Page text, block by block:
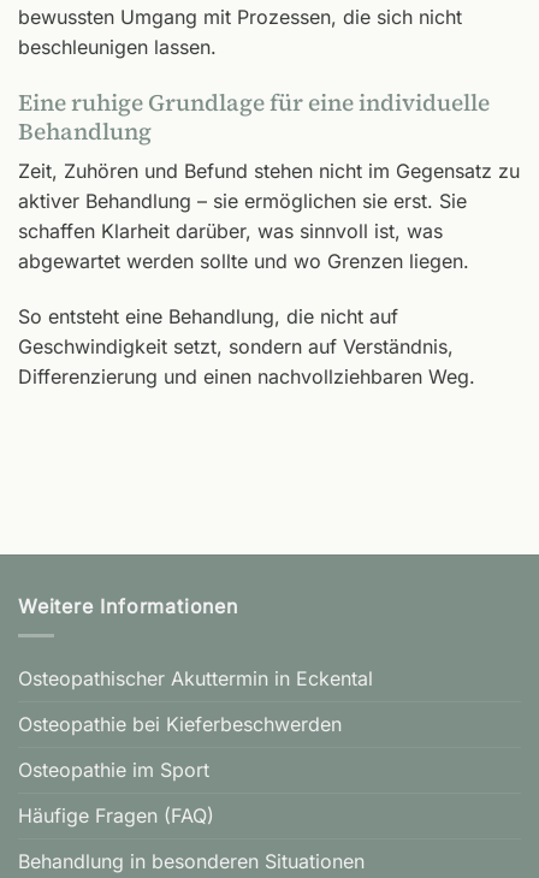
bewussten Umgang mit Prozessen, die sich nicht
beschleunigen lassen.
Eine ruhige Grundlage für eine individuelle
Behandlung
Zeit, Zuhören und Befund stehen nicht im Gegensatz zu
aktiver Behandlung – sie ermöglichen sie erst. Sie
schaffen Klarheit darüber, was sinnvoll ist, was
abgewartet werden sollte und wo Grenzen liegen.
So entsteht eine Behandlung, die nicht auf
Geschwindigkeit setzt, sondern auf Verständnis,
Differenzierung und einen nachvollziehbaren Weg.
Weitere Informationen
Osteopathischer Akuttermin in Eckental
Osteopathie bei Kieferbeschwerden
Osteopathie im Sport
Häufige Fragen (FAQ)
Behandlung in besonderen Situationen